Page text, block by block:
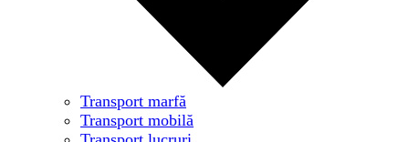
Transport marfă
Transport mobilă